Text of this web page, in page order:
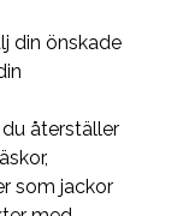
din önskade
återställer
som jackor